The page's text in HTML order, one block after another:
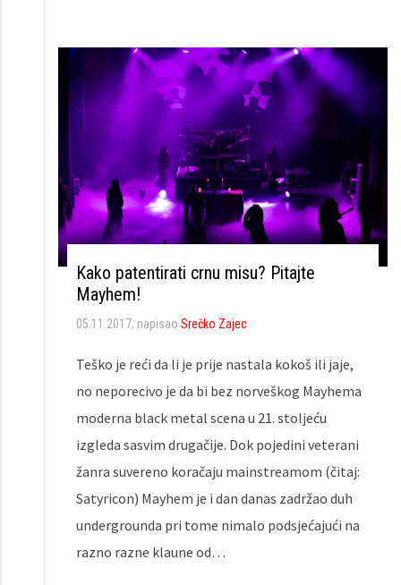
Kako patentirati crnu misu? Pitajte
Mayhem!
05.11.2017, napisao Srečko Zajec
Teško je reći da li je prije nastala kokoš ili jaje,
no neporecivo je da bi bez norveškog Mayhema
moderna black metal scena u 21. stoljeću
izgleda sasvim drugačije. Dok pojedini veterani
žanra suvereno koračaju mainstreamom (čitaj:
Satyricon) Mayhem je i dan danas zadržao duh
undergrounda pri tome nimalo podsjećajući na
razno razne klaune od…